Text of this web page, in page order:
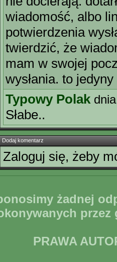
wiadomość, albo
potwierdzenia
twierdzić, że
mam w swojej
wysłania. to
Typowy Polak
Słabe..
Dodaj komentarz
Zaloguj się, żeby
żadnej
PRAWA